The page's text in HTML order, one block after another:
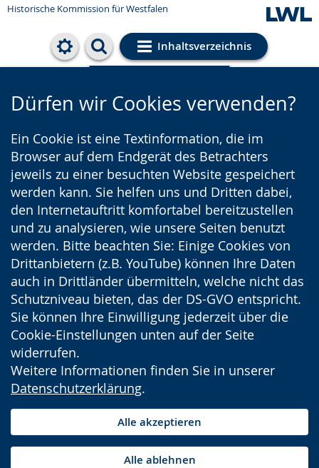
Historische Kommission für Westfalen
Inhaltsverzeichnis
Cookie-Einstellungen
Dürfen wir Cookies verwenden?
Ein Cookie ist eine Textinformation, die im
Browser auf dem Endgerät des Betrachters
jeweils zu einer besuchten Website gespeichert
werden kann. Sie helfen uns und Dritten dabei,
den Internetauftritt komfortabel bereitzustellen
und zu analysieren, wie unsere Seiten benutzt
werden. Bitte beachten Sie: Einige Cookies von
Drittanbietern (z.B. YouTube) können Ihre Daten
auch in Drittländer übermitteln, welche nicht das
Schutzniveau bieten, das der DS-GVO entspricht.
Sie können Ihre Einwilligung jederzeit über die
Cookie-Einstellungen unten auf der Seite
widerrufen.
Weitere Informationen finden Sie in unserer
Datenschutzerklärung.
Alle akzeptieren
Alle ablehnen